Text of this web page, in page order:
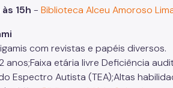
15h - Biblioteca Alceu Amoroso
com revistas e papéis diversos.
anos;Faixa etária livre Deficiência
Espectro Autista (TEA);Altas